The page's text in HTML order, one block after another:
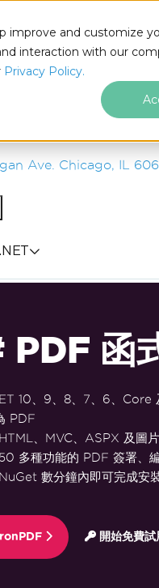
improve and customize
interaction with our
Privacy Policy.
Ave. Chicago, IL
.NET
PDF 函
10、9、8、7、6、Core
PDF
、MVC、ASPX 及圖
多種功能的 PDF 簽署、
數分鐘內即可完成安
開始免費試